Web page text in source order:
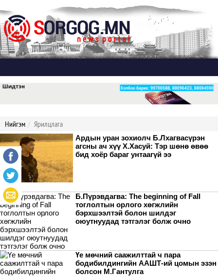
Нийгэм Ярилцлага
Ардын уран зохиолч Б.Лхагвасүрэн
агсны ач хүү Х.Хасуй: Тэр шөнө өвөө
бид хоёр бараг унтаагүй ээ
Б.Пүрэвдагва: The beginning of Fall
тоглолтын орлого хөгжлийн
бэрхшээлтэй болон шилдэг
оюутнуудад тэтгэлэг болж очно
Үе мөчний саажилттай ч пара
бодибилдингийн ААШТ-ий цомын эзэн
болсон М.Гантулга